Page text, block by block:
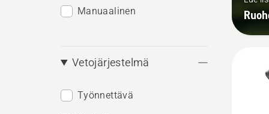
Manuaalinen
Vetojärjestelmä
Työnnettävä